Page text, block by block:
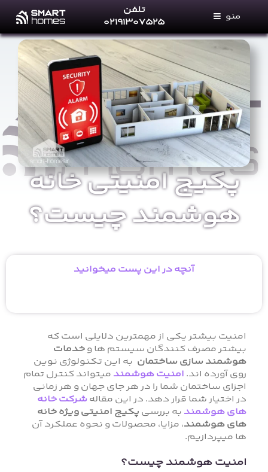
content
تلفن
۰۲۱۹۱۳۰۷۵۲۵
منو
خانه های هوشمند
فروشگاه
مجله خانه‌های هوشمند
پرتال نمایندگان
تماس با ما
درباره ما
پکیج امنیتی خانه
هوشمند چیست؟
آنچه در این پست میخوانید
امنیت بیشتر یکی از مهمترین دلایلی است که
بیشتر مصرف کنندگان سیستم ها وخدمات
هوشمند سازی ساختمان به این تکنولوژی نوین
روی آورده اند. امنیت هوشمند میتواند کنترل تمام
اجزای ساختمان شما را در هر جای جهان و هر زمانی
در اختیار شما قرار دهد. در این مقاله شرکت خانه
های هوشمند به بررسی پکیج امنیتی ویژه خانه
های هوشمند، مزایا، محصولات و نحوه عملکرد آن
ها میپردازیم.
امنیت هوشمند چیست؟